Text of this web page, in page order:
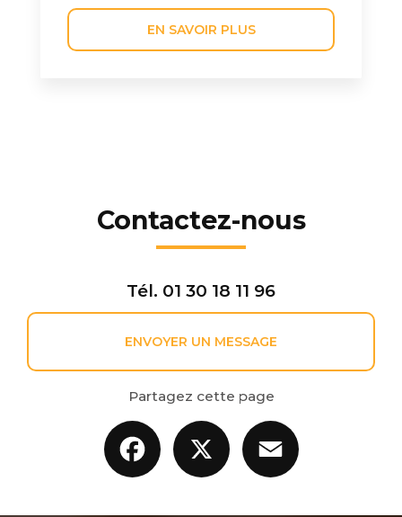
EN SAVOIR PLUS
Contactez-nous
Tél. 01 30 18 11 96
ENVOYER UN MESSAGE
Partagez cette page
Facebook